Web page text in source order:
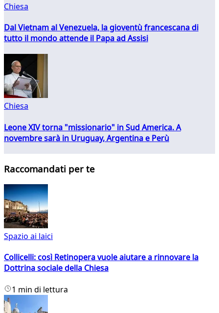
Chiesa
Dal Vietnam al Venezuela, la gioventù francescana di
tutto il mondo attende il Papa ad Assisi
Chiesa
Leone XIV torna "missionario" in Sud America. A
novembre sarà in Uruguay, Argentina e Perù
Raccomandati per te
Spazio ai laici
Collicelli: così Retinopera vuole aiutare a rinnovare la
Dottrina sociale della Chiesa
1 min di lettura